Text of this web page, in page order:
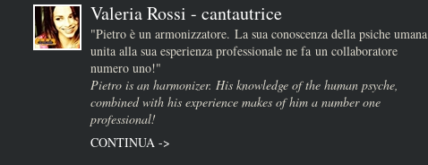
Valeria Rossi - cantautrice
"Pietro è un armonizzatore. La sua conoscenza della psiche umana
unita alla sua esperienza professionale ne fa un collaboratore
numero uno!"
Pietro is an harmonizer. His knowledge of the human psyche,
combined with his experience makes of him a number one
professional!
CONTINUA ->